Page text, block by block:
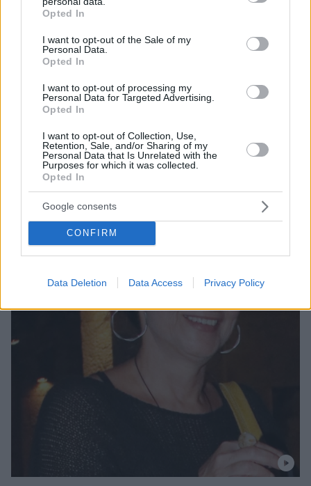
grant or deny consent to Google and its third-party tags to
use your data for below specified purposes in below Google
consent section.
Opted In
I want to opt-out of the Sale of my
Personal Data.
Opted In
I want to opt-out of processing my
Personal Data for Targeted Advertising.
Opted In
I want to opt-out of Collection, Use,
Retention, Sale, and/or Sharing of my
Personal Data that Is Unrelated with the
Purposes for which it was collected.
Opted In
Google consents
CONFIRM
Data Deletion Data Access Privacy Policy
Φιλαρέτη Κομνηνού - Γιώργος Παπαγεωργίου: Μητέρα
και γιος σε ρόλο πρωταγωνίστριας και σκηνοθέτη στην
«Αμφιβολία»
Το βραβευμένο έργο παρουσιάζεται στο Θέατρο
Δημήτρης Χορν